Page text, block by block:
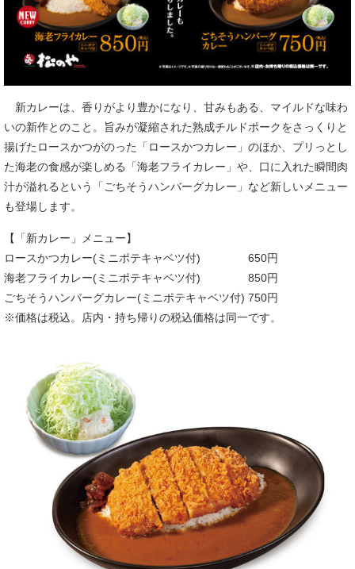
新カレーは、香りがより豊かになり、甘みもある、マイルドな味わ
いの新作とのこと。旨みが凝縮された熟成チルドポークをさっくりと
揚げたロースかつがのった「ロースかつカレー」のほか、プリっとし
た海老の食感が楽しめる「海老フライカレー」や、口に入れた瞬間肉
汁が溢れるという「ごちそうハンバーグカレー」など新しいメニュー
も登場します。
【「新カレー」メニュー】
ロースかつカレー(ミニポテキャベツ付) 650円
海老フライカレー(ミニポテキャベツ付) 850円
ごちそうハンバーグカレー(ミニポテキャベツ付) 750円
※価格は税込。店内・持ち帰りの税込価格は同一です。